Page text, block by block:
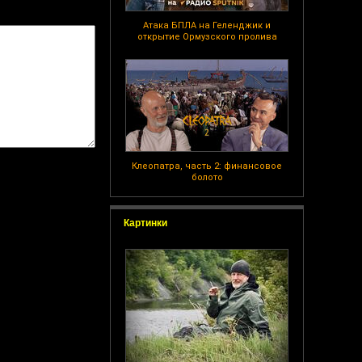
Атака БПЛА на Геленджик и
открытие Ормузского пролива
Клеопатра, часть 2: финансовое
болото
Картинки